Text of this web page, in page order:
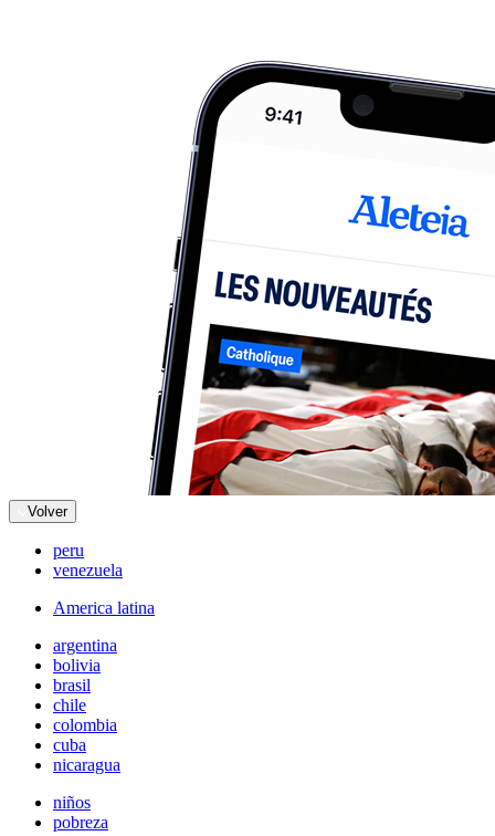
Volver
peru
venezuela
America latina
argentina
bolivia
brasil
chile
colombia
cuba
nicaragua
niños
pobreza